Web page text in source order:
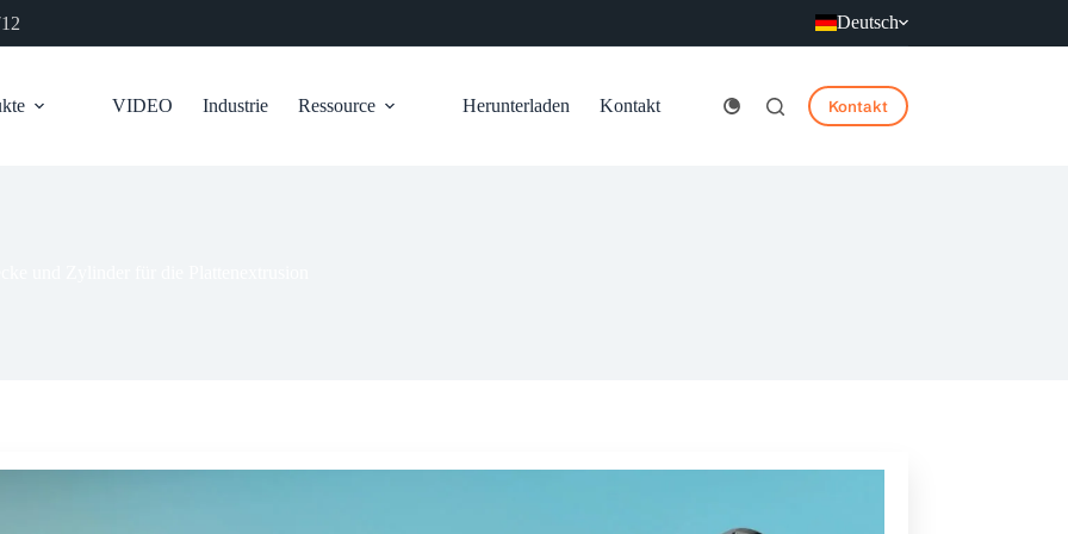
Deutsch
VIDEO Industrie Ressource Herunterladen Kontakt Kontakt